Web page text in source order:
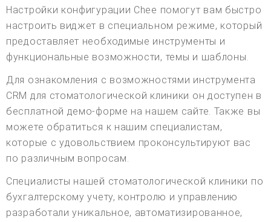
Настройки конфигурации Chee помогут вам быстро
настроить виджет в специальном режиме, который
предоставляет необходимые инструменты и
функциональные возможности, темы и шаблоны.
Для ознакомления с возможностями инструмента
CRM для стоматологической клиники он доступен в
бесплатной демо-форме на нашем сайте. Также вы
можете обратиться к нашим специалистам,
которые с удовольствием проконсультируют вас
по различным вопросам.
Специалисты нашей стоматологической клиники по
бухгалтерскому учету, контролю и управлению
разработали уникальное, автоматизированное,